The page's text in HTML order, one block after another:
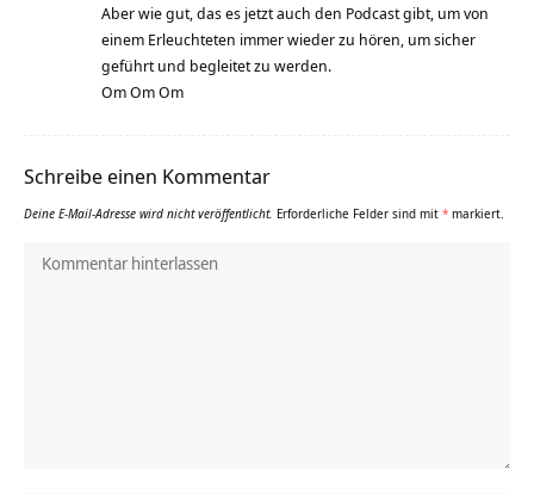
Aber wie gut, das es jetzt auch den Podcast gibt, um von
einem Erleuchteten immer wieder zu hören, um sicher
geführt und begleitet zu werden.
Om Om Om
Schreibe einen Kommentar
Deine E-Mail-Adresse wird nicht veröffentlicht. Erforderliche Felder sind mit * markiert.